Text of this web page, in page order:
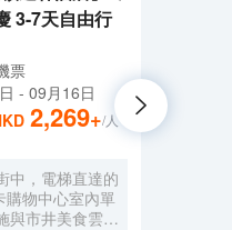
3-7天自由行
票
- 09月16日
2,269+/人
中，電梯直達的
購物中心室內單
與市井美食雲